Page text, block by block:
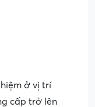
ở vị trí
cấp trở lên